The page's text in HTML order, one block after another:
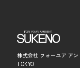
株式会社 フォーユア ア
TOKYO